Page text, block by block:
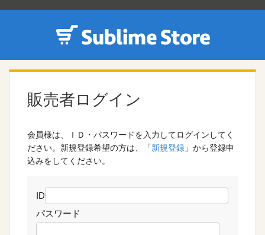
販売者ログイン
会員様は、ＩＤ・パスワードを入力してログインしてく
ださい。新規登録希望の方は、「新規登録 」から登録申
込みをしてください。
ID
パスワード